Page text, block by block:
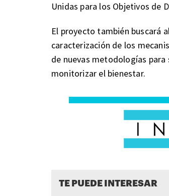
Unidas para los Objetivos de
El proyecto también buscará
caracterización de los
de nuevas metodologías para
monitorizar el bienestar.
TE PUEDE INTERESAR